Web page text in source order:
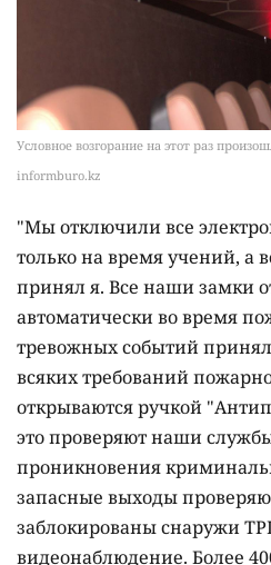
Условное возгорание на этот раз
informburo.kz
"Мы отключили все
только на время учений, а
принял я. Все наши замки
автоматически во время
тревожных событий
всяких требований
открываются ручкой
это проверяют наши
проникновения
запасные выходы
заблокированы снаружи
видеонаблюдение. Более